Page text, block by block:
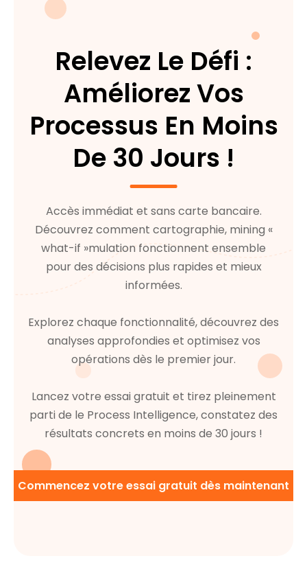
Relevez Le Défi :
Améliorez Vos
Processus En Moins
De 30 Jours !
Accès immédiat et sans carte bancaire.
Découvrez comment cartographie, mining «
what-if »mulation fonctionnent ensemble
pour des décisions plus rapides et mieux
informées.
Explorez chaque fonctionnalité, découvrez des
analyses approfondies et optimisez vos
opérations dès le premier jour.
Lancez votre essai gratuit et tirez pleinement
parti de le Process Intelligence, constatez des
résultats concrets en moins de 30 jours !
Commencez votre essai gratuit dès maintenant